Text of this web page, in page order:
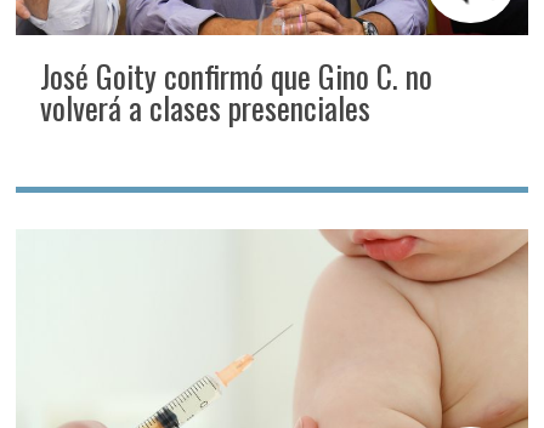
José Goity confirmó que Gino C. no
volverá a clases presenciales